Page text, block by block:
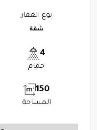
نوع العقار
شقة
4
حمام
150
المساحة